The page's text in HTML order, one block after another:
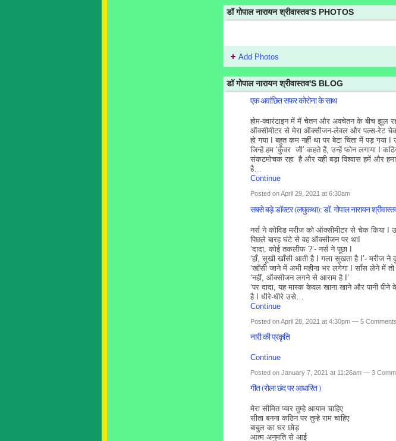
डॉ गोपाल नारायन श्रीवास्तव'S PHOTOS
Add Photos
डॉ गोपाल नारायन श्रीवास्तव'S BLOG
एक अवांछित सफर कोरोना के साथ
होम-क्वारंटाइन में मैं चेतन और अवचेतन के बीच झूल
ऑक्सीमीटर से मेरा ऑक्सीजन-लेवल और पल्स-रेट
हो गया I बहुत कम नहीं था पर बेटा चिंता में पड़ गया
जिन्हें हम ‘कुँवर जी’ कहते हैं, उन्हें फोन लगाया I
संकटमोचक रहा है और यही बड़ा विश्वास हमें और
है…
Continue
Posted on April 29, 2021 at 6:30am
सबसे बड़े डॉक्टर (लघुकथा): डॉ. गोपाल नारायन
नर्स ने कोविड मरीज को ऑक्सीमीटर से चेक
पिछले बारह घंटे से वह ऑक्सीजन पर थाI
‘दादा, कोई तकलीफ ?’- नर्स ने पूछा I
‘हाँ, सूखी खाँसी आती है I गला सूखता है I’- मरीज ने
‘खाँसी जाने में अभी महीना भर लगेगा I साँस लेने में तो
‘नहीं, ऑक्सीजन लगने से आराम है I’
‘पर दादा, यह मास्क केवल खाना खाने और पानी
है I धीरे-धीरे उसे…
Continue
Posted on April 28, 2021 at 4:30pm — 5 Comments
नारी की प्रकृति
Continue
Posted on January 7, 2021 at 11:26am — 3
गीत (रोला छंद पर आधारित )
मेरा सीमित प्यार तुम्हे आयाम चाहिए
सीता बनना कठिन पर तुम्हे राम चाहिए
बाबुल का घर छोड़
आत्म अनुमति से आई